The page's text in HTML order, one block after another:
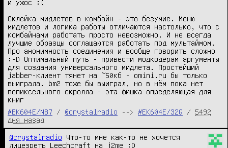
и ужос :(
Склейка мидлетов в комбайн - это безумие. Меню
мидлетов и логика работы отличаются настолько, что с
комбайнами работать просто невозможно. И не всегда
лучшие образцы соглашаются работать под мультаймом.
Про анонимность соединения и вообще говорить сложно
:-D Оптимальный путь - привести модкодерам аргументы
для создания универсального мидлета. Простейший
jabber-клиент тянет на ~50кб - omini.ru бы только
выиграла. bm2 тоже бы выиграл, но в нём пока нет
попиксельного скролла - эта фишка определяющая для
книг
#EK604E/N87
/ @crystalradio --> #EK604E/32G / 5492
дня назад
@crystalradio Что-то мне как-то не хочется
лицезреть Leechcraft на j2me :D